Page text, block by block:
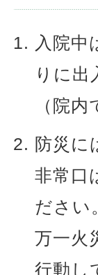
入院中
りに出
（院
防災に
非常口
ださい
万一火
行動し